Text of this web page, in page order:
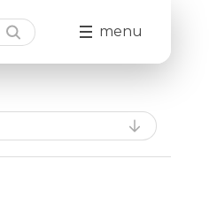
menu